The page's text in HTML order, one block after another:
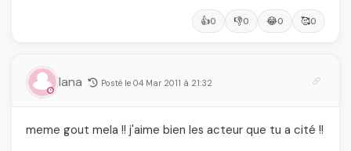
👍0 👎0 😂0 🥰0
lana Posté le 04 Mar 2011 à 21:32
meme gout mela !! j'aime bien les acteur que tu a cité !!